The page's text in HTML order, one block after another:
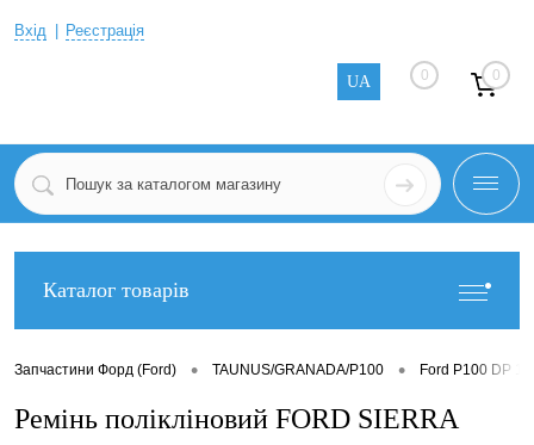
Вхід Реєстрація
UA 0 0
Каталог товарів
Запчастини Форд (Ford) • TAUNUS/GRANADA/P100 • Ford P100 DP
Ремінь полікліновий FORD SIERRA